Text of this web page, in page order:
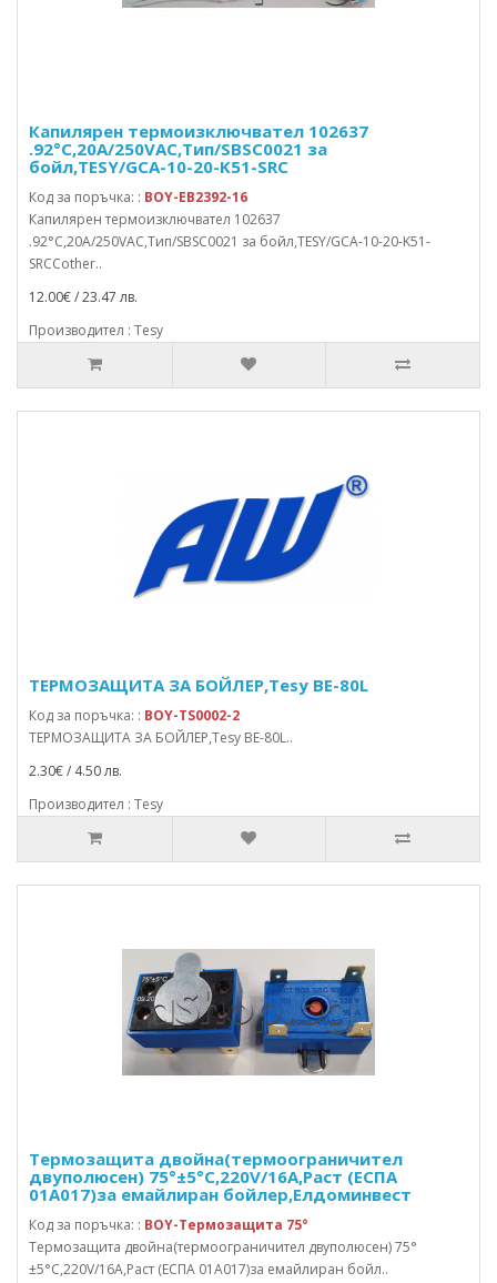
Капилярен термоизключвател 102637
.92°C,20A/250VAC,Тип/SBSC0021 за
бойл,TESY/GCA-10-20-K51-SRC
Код за поръчка: : BOY-EB2392-16
Капилярен термоизключвател 102637
.92°C,20A/250VAC,Тип/SBSC0021 за бойл,TESY/GCA-10-20-K51-
SRCCother..
12.00€ / 23.47 лв.
Производител : Tesy
ТЕРМОЗАЩИТА ЗА БОЙЛЕР,Tesy BE-80L
Код за поръчка: : BOY-TS0002-2
ТЕРМОЗАЩИТА ЗА БОЙЛЕР,Tesy BE-80L..
2.30€ / 4.50 лв.
Производител : Tesy
Термозащита двойна(термоограничител
двуполюсен) 75°±5°C,220V/16A,Раст (ЕСПА
01А017)за емайлиран бойлер,Елдоминвест
Код за поръчка: : BOY-Термозащита 75°
Термозащита двойна(термоограничител двуполюсен) 75°
±5°C,220V/16A,Раст (ЕСПА 01А017)за емайлиран бойл..